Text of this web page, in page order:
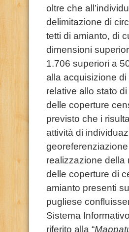
oltre che
delimitazione di
tetti di amianto, di
dimensioni
1.706 superiori a
alla acquisizione di
relative allo stato
delle coperture
previsto che i
attività di
realizzazione della
delle coperture di
amianto presenti
pugliese
Sistema
riferito alla “